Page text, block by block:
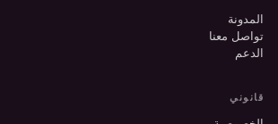
المدونة
تواصل معنا
الدعم
قانوني